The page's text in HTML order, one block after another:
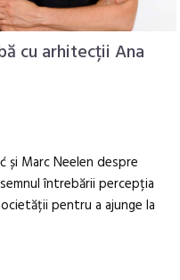
cu arhitecții Ana
Marc Neelen despre
întrebării percepția
pentru a ajunge la